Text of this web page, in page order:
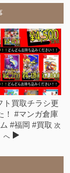
ト買取チラシ更
！ #マンガ倉庫
#福岡 #買取 次
へ